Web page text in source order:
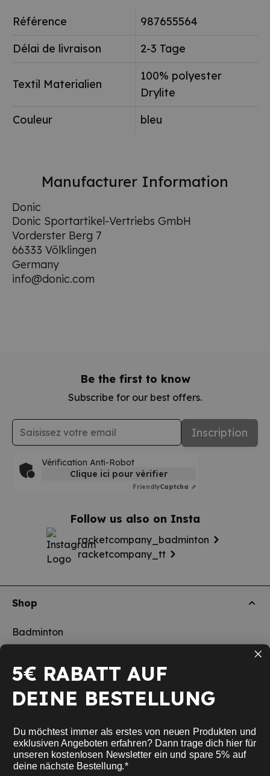
Référence
987655564
Délai de livraison
2-3 Tage
Textil Materialien
100% polyester
Drylite
Couleur
bleu
Manufacturer Information
Donic
Donic Sportartikel-Vertriebs GmbH
Vorderster Berg 7
66333 Völklingen
Germany
info@donic.com
Be the first to know
Subscribe for our best offers.
Adresse mail Inscription
Vérification Anti-Robot
Clique ici pour vérifier
FriendlyCaptcha ⇗
Follow us also on Insta
racketcompany_badminton
racketcompany_tt
Shop
Badminton
Squash
Pickleball
School sports
5€ RABATT AUF
DEINE BESTELLUNG
Du möchtest immer als erstes von neuen Produkten und
exklusiven Angeboten erfahren? Dann trage dich hier für
unseren kostenlosen Newsletter ein und spare 5% auf
deine nächste Bestellung.*